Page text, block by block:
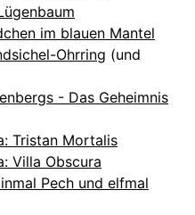
im blauen Mantel
Ohrring (und
- Das Geheimnis
Tristan Mortalis
Villa Obscura
Pech und elfmal